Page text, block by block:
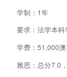
学制：1年
要求：法学本科
学费：51,000
雅思：总分7.0